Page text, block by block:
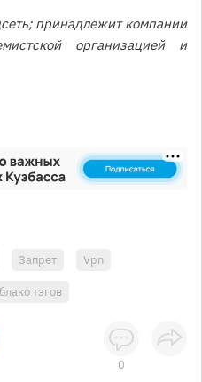
принадлежит компании
организацией и
Запрет Vpn
тэгов
0